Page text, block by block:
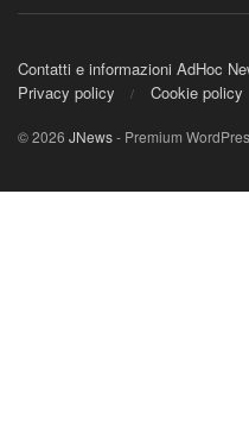
Contatti e informazioni AdHoc
Privacy policy
Cookie policy
© 2026 JNews- Premium